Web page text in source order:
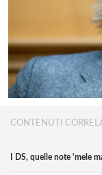
CONTENUTI
I DS, quelle note 'mele